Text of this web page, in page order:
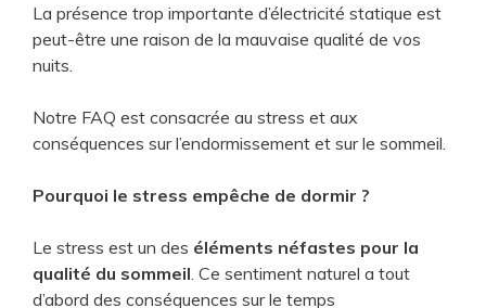
La présence trop importante d’électricité statique est
peut-être une raison de la mauvaise qualité de vos
nuits.
Notre FAQ est consacrée au stress et aux
conséquences sur l’endormissement et sur le sommeil.
Pourquoi le stress empêche de dormir ?
Le stress est un des éléments néfastes pour la
qualité du sommeil . Ce sentiment naturel a tout
d’abord des conséquences sur le temps